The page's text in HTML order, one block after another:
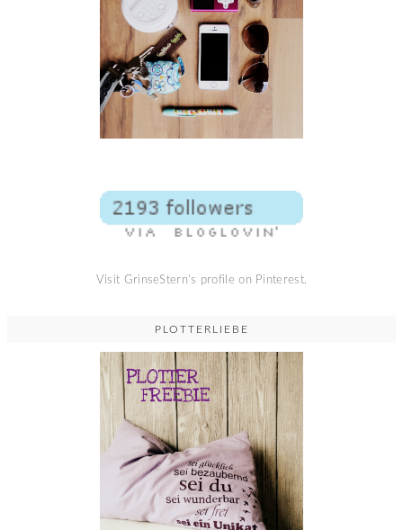
Visit GrinseStern's profile on Pinterest.
PLOTTERLIEBE